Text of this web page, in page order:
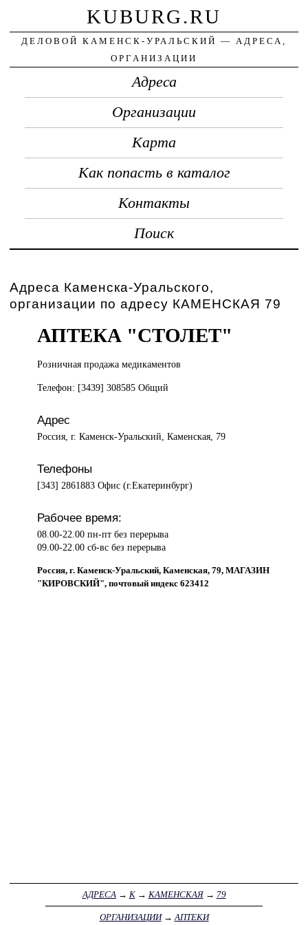
KUBURG.RU
ДЕЛОВОЙ КАМЕНСК-УРАЛЬСКИЙ — АДРЕСА,
ОРГАНИЗАЦИИ
Адреса
Организации
Карта
Как попасть в каталог
Контакты
Поиск
Адреса Каменска-Уральского,
организации по адресу КАМЕНСКАЯ 79
АПТЕКА "СТОЛЕТ"
Розничная продажамедикаментов
Телефон: [3439] 308585 Общий
Адрес
Россия, г. Каменск-Уральский, Каменская, 79
Телефоны
[343] 2861883 Офис (г.Екатеринбург)
Рабочее время:
08.00-22.00 пн-пт без перерыва
09.00-22.00 сб-вс без перерыва
Россия, г. Каменск-Уральский, Каменская, 79, МАГАЗИН
"КИРОВСКИЙ", почтовый индекс 623412
АДРЕСА→ К→ КАМЕНСКАЯ→ 79
ОРГАНИЗАЦИИ→АПТЕКИ